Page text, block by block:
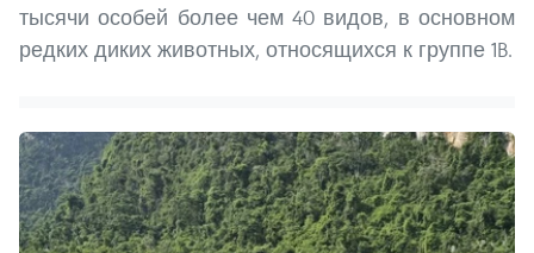
тысячи особей более чем 40 видов, в основном
редких диких животных, относящихся к группе 1B.